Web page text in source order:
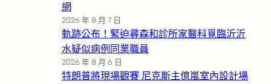
網
2026 年 8 月 7 日
軌跡公布！緊迫尋森和診所家醫科覓臨沂沂
水疑似病例同業職員
2026 年 8 月 6 日
特朗普將現場觀賽 尼克斯主億嵐室內設計場